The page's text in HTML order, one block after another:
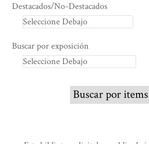
Destacados/No-Destacados
Buscar por exposición